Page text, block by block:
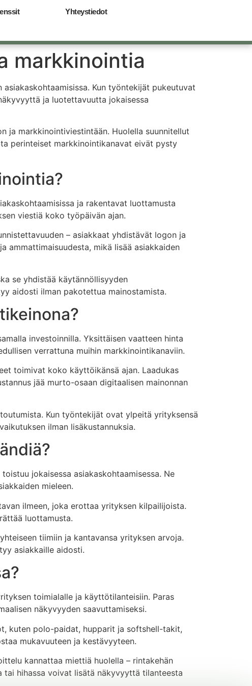
Yhteystiedot
markkinointia
Kun työntekijät pukeutuvat
ja luotettavuutta jokaisessa
ja markkinointiviestintään. Huolella suunnitellut
perinteiset markkinointikanavat eivät pysty
ja rakentavat luottamusta
viestiä koko työpäivän ajan.
– asiakkaat yhdistävät logon ja
ammattimaisuudesta, mikä lisää asiakkaiden
se yhdistää käytännöllisyyden
aidosti ilman pakotettua mainostamista.
investoinnilla. Yksittäisen vaatteen hinta
verrattuna muihin markkinointikanaviin.
toimivat koko käyttöikänsä ajan. Laadukas
jää murto-osaan digitaalisen mainonnan
Kun työntekijät ovat ylpeitä yrityksensä
ilman lisäkustannuksia.
jokaisessa asiakaskohtaamisessa. Ne
mieleen.
ilmeen, joka erottaa yrityksen kilpailijoista.
luottamusta.
tiimiin ja kantavansa yrityksen arvoja.
asiakkaille aidosti.
toimialalle ja käyttötilanteisiin. Paras
näkyvyyden saavuttamiseksi.
kuten polo-paidat, hupparit ja softshell-takit,
mukavuuteen ja kestävyyteen.
kannattaa miettiä huolella – rintakehän
hihassa voivat lisätä näkyvyyttä tilanteesta